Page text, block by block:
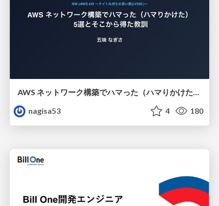
AWS ネットワーク構築でハマった（ハマりかけた） 5選とそこから得た教訓
nagisa53
4 180